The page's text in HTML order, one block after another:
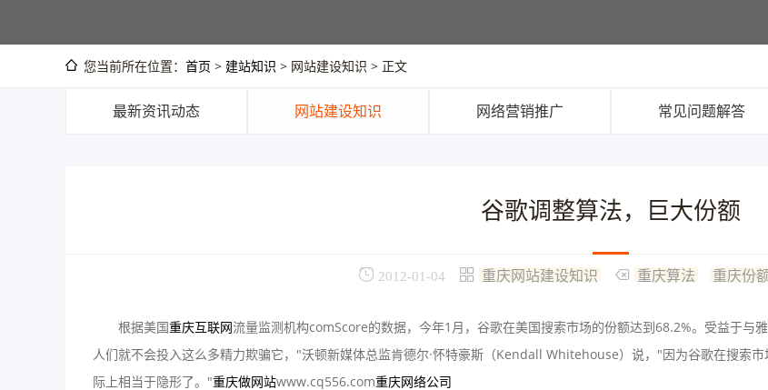
您当前所在位置： 首页 > 建站知识 > 网站建设知识 > 正文
最新资讯动态 网站建设知识 网络营销推广 常见问题解答
谷歌调整算法，巨大份额
2012-01-04 重庆网站建设知识 重庆算法 重庆份
根据美国重庆互联网流量监测机构comScore的数据，今年1月，谷歌在美国搜索市场的份额达到68.2%。受益于与
人们就不会投入这么多精力欺骗它，"沃顿新媒体总监肯德尔·怀特豪斯（Kendall Whitehouse）说，"因为谷歌在搜索
际上相当于隐形了。"重庆做网站www.cq556.com重庆网络公司